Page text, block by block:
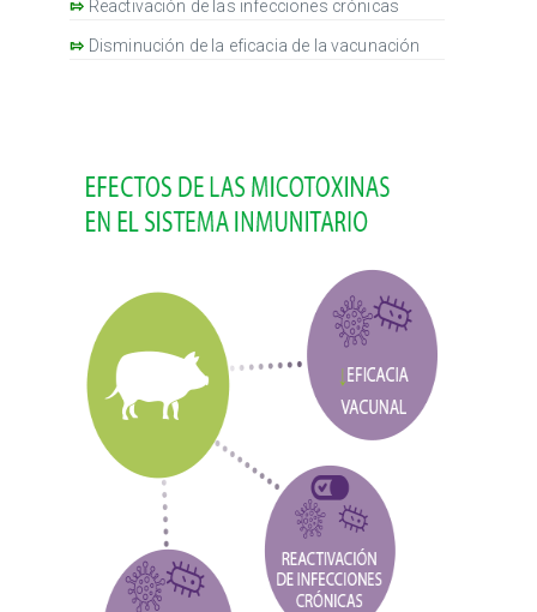
⇰ Reactivación de las infecciones crónicas
⇰ Disminución de la eficacia de la vacunación